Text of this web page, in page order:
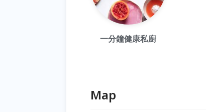
一分鐘健康私廚
Map